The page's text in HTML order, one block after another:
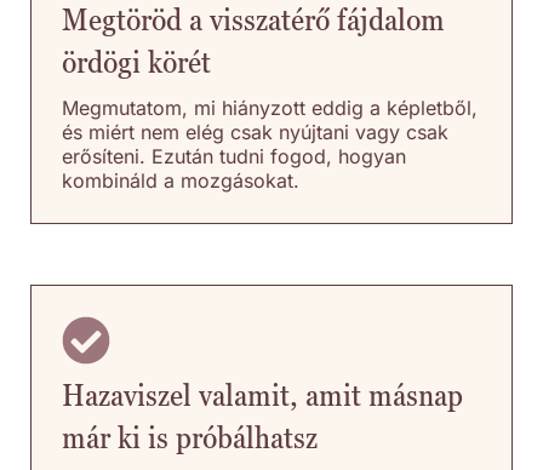
Megtöröd a visszatérő fájdalom
ördögi körét
Megmutatom, mi hiányzott eddig a képletből,
és miért nem elég csak nyújtani vagy csak
erősíteni. Ezután tudni fogod, hogyan
kombináld a mozgásokat.
Hazaviszel valamit, amit másnap
már ki is próbálhatsz